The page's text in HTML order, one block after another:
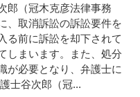
郎（冠木克彦法律事務
、取消訴訟の訴訟要件を
る前に訴訟を却下されて
しまいます。また、処分
が必要となり、弁護士に
士谷次郎（冠...